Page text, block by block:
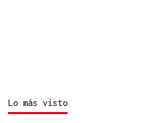
Lo más visto